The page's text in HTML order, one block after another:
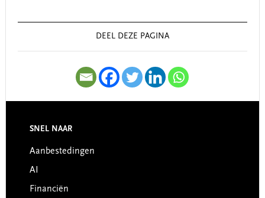
Sidebar
DEEL DEZE PAGINA
Footer
SNEL NAAR
Aanbestedingen
AI
Financiën